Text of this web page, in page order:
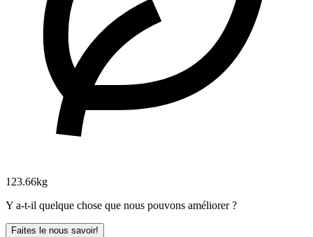
123.66kg
Y a-t-il quelque chose que nous pouvons améliorer ?
Faites le nous savoir!